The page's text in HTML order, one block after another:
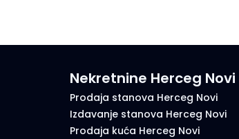
Nekretnine Herceg Novi
Prodaja stanova Herceg Novi
Izdavanje stanova Herceg Novi
Prodaja kuća Herceg Novi